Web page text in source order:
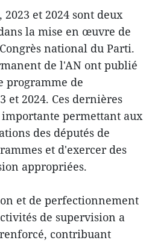
2023 et 2024 sont deux
la mise en œuvre de
national du Parti.
de l'AN ont publié
programme de
et 2024. Ces dernières
permettant aux
des députés de
et d'exercer des
appropriées.
et de perfectionnement
de supervision a
contribuant